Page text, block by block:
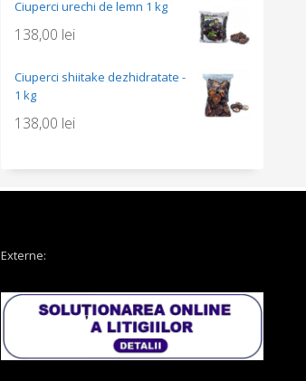
Ciuperci urechi de lemn 1 kg
138,00 lei
Ciuperci shiitake dezhidratate -
1 kg
138,00 lei
Externe: